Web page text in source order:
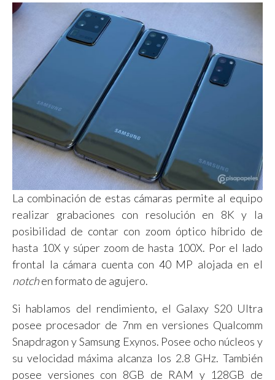
La combinación de estas cámaras permite al equipo
realizar grabaciones con resolución en 8K y la
posibilidad de contar con zoom óptico híbrido de
hasta 10X y súper zoom de hasta 100X. Por el lado
frontal la cámara cuenta con 40 MP alojada en el
notchen formato de agujero.
Si hablamos del rendimiento, el Galaxy S20 Ultra
posee procesador de 7nm en versiones Qualcomm
Snapdragon y Samsung Exynos. Posee ocho núcleos y
su velocidad máxima alcanza los 2.8 GHz. También
posee versiones con 8GB de RAM y 128GB de